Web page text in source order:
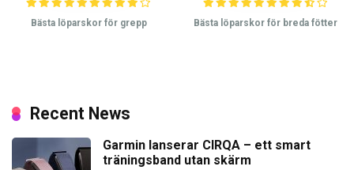
Bästa löparskor för grepp Bästa löparskor för breda fötter
Recent News
Garmin lanserar CIRQA – ett smart
träningsband utan skärm